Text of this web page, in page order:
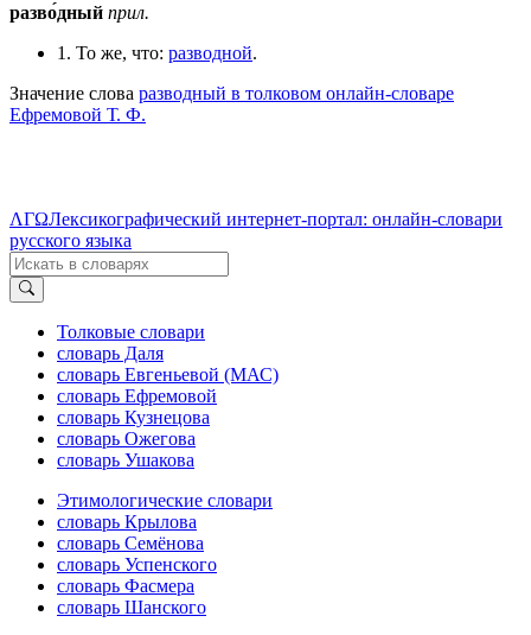
разво́дный прил.
1. То же, что: разводной.
Значение слова разводный в толковом онлайн-словаре
Ефремовой Т. Ф.
ΛΓΩЛексикографический интернет-портал: онлайн-словари
русского языка
Толковые словари
словарь Даля
словарь Евгеньевой (МАС)
словарь Ефремовой
словарь Кузнецова
словарь Ожегова
словарь Ушакова
Этимологические словари
словарь Крылова
словарь Семёнова
словарь Успенского
словарь Фасмера
словарь Шанского